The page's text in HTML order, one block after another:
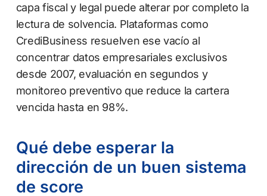
capa fiscal y legal puede alterar por completo la
lectura de solvencia. Plataformas como
CrediBusiness resuelven ese vacío al
concentrar datos empresariales exclusivos
desde 2007, evaluación en segundos y
monitoreo preventivo que reduce la cartera
vencida hasta en 98%.
Qué debe esperar la
dirección de un buen sistema
de score